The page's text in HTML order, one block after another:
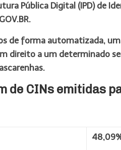
Pública Digital (IPD) de
de forma automatizada,
direito a um determinado
de CINs emitidas